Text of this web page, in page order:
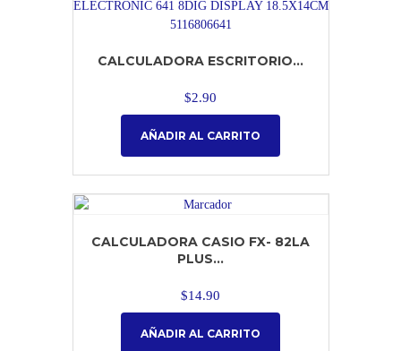
CALCULADORA ESCRITORIO...
$2.90
AÑADIR AL CARRITO
CALCULADORA CASIO FX- 82LA
PLUS...
$14.90
AÑADIR AL CARRITO